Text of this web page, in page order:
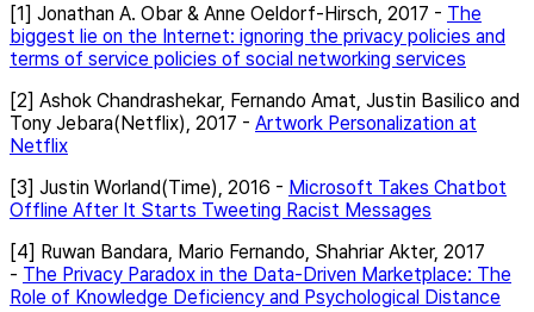
[1] Jonathan A. Obar & Anne Oeldorf-Hirsch, 2017 - The
biggest lie on the Internet: ignoring the privacy policies and
terms of service policies of social networking services
[2] Ashok Chandrashekar, Fernando Amat, Justin Basilico and
Tony Jebara(Netflix), 2017 - Artwork Personalization at
Netflix
[3] Justin Worland(Time), 2016 - Microsoft Takes Chatbot
Offline After It Starts Tweeting Racist Messages
[4] Ruwan Bandara, Mario Fernando, Shahriar Akter, 2017
- The Privacy Paradox in the Data-Driven Marketplace: The
Role of Knowledge Deficiency and Psychological Distance